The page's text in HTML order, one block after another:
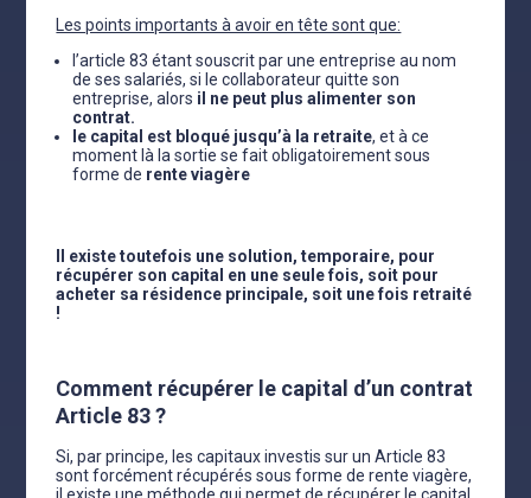
Les points importants à avoir en tête sont que:
l’article 83 étant souscrit par une entreprise au nom
de ses salariés, si le collaborateur quitte son
entreprise, alors il ne peut plus alimenter son
contrat.
le capital est bloqué jusqu’à la retraite, et à ce
moment là la sortie se fait obligatoirement sous
forme de rente viagère
Il existe toutefois une solution, temporaire, pour
récupérer son capital en une seule fois, soit pour
acheter sa résidence principale, soit une fois retraité
!
Comment récupérer le capital d’un contrat
Article 83 ?
Si, par principe, les capitaux investis sur un Article 83
sont forcément récupérés sous forme de rente viagère,